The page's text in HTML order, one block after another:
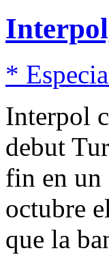
*
Interpol
debut
fin en un
octubre
que la